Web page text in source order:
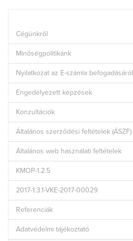
Cégünkről
Minőségpolitikánk
Nyilatkozat az E-számla befogadásáról
Engedélyezett képzések
Konzultációk
Általános szerződési feltételek (ÁSZF)
Általános web használati feltételek
KMOP-1.2.5
2017-1.3.1-VKE-2017-00029
Referenciák
Adatvédelmi tájékoztató